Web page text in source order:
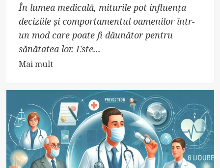
În lumea medicală, miturile pot influența
deciziile și comportamentul oamenilor într-
un mod care poate fi dăunător pentru
sănătatea lor. Este...
Mai multRead
about
Mituri
Medicale
Frecvente:
De
Ce
Trebuie